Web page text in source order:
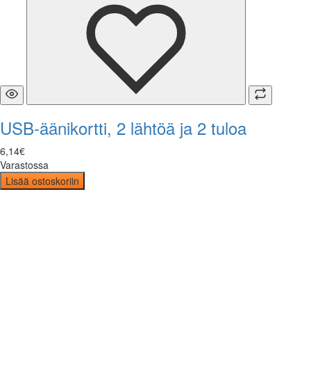
USB-äänikortti, 2 lähtöä ja 2 tuloa
6,14€
Varastossa
Lisää ostoskoriin